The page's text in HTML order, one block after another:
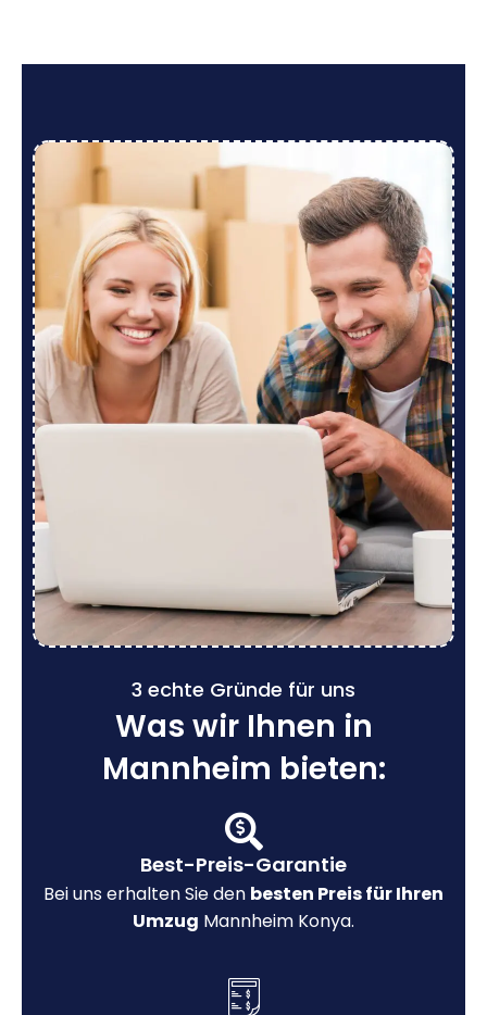
3 echte Gründe für uns
Was wir Ihnen in
Mannheim bieten:
Best-Preis-Garantie
Bei uns erhalten Sie den besten Preis für Ihren
Umzug Mannheim Konya.